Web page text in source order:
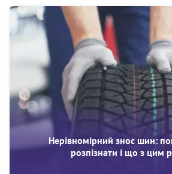
Нерівномірний знос шин:
розпізнати і що з цим